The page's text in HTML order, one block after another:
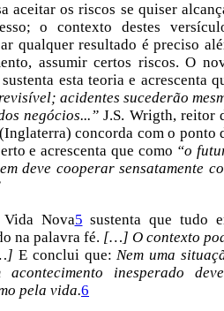
aceitar os riscos se quiser
o contexto destes
qualquer resultado é preciso
assumir certos riscos. O
esta teoria e acrescenta
acidentes sucederão
negócios...” J.S. Wrigth, reitor
concorda com o ponto
e acrescenta que como “o
deve cooperar sensatamente
Nova5 sustenta que tudo
na palavra fé. […] O contexto
E conclui que: Nem uma
inesperado
pela vida.6